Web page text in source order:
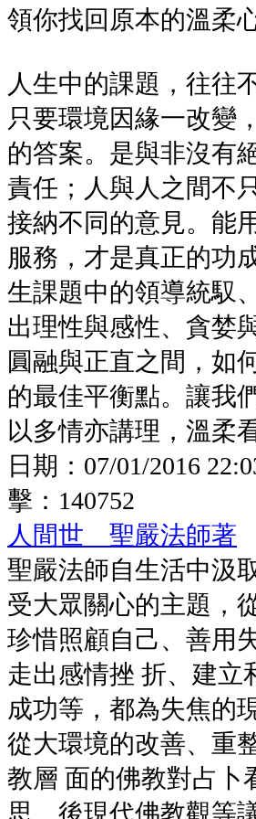
領你找回原本的溫柔
人生中的課題，往往
只要環境因緣一改變
的答案。是與非沒有
責任；人與人之間不
接納不同的意見。能
服務，才是真正的功
生課題中的領導統馭
出理性與感性、貪婪
圓融與正直之間，如
的最佳平衡點。讓我
以多情亦講理，溫柔
日期： 07/01/2016
擊： 140752
人間世 聖嚴法師著
聖嚴法師自生活中汲
受大眾關心的主題，
珍惜照顧自己、善用
走出感情挫 折、建立
成功等，都為失焦的
從大環境的改善、重
教層 面的佛教對占卜
思、後現代佛教觀等